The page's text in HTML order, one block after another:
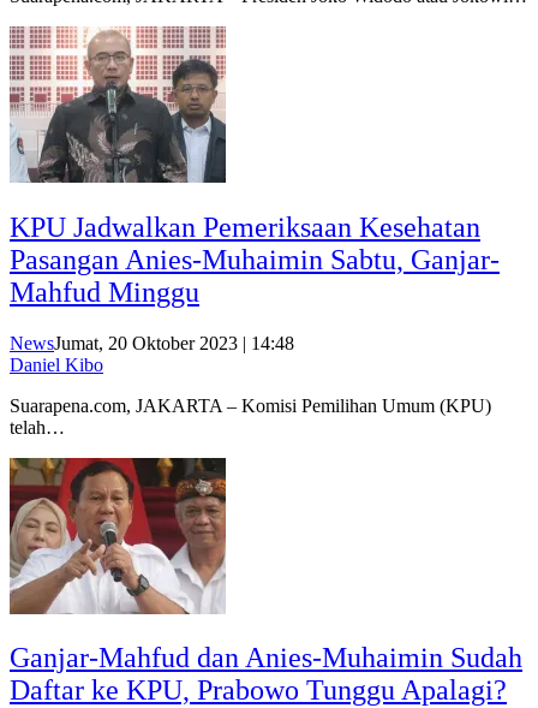
KPU Jadwalkan Pemeriksaan Kesehatan
Pasangan Anies-Muhaimin Sabtu, Ganjar-
Mahfud Minggu
NewsJumat, 20 Oktober 2023 | 14:48
Daniel Kibo
Suarapena.com, JAKARTA – Komisi Pemilihan Umum (KPU)
telah…
Ganjar-Mahfud dan Anies-Muhaimin Sudah
Daftar ke KPU, Prabowo Tunggu Apalagi?